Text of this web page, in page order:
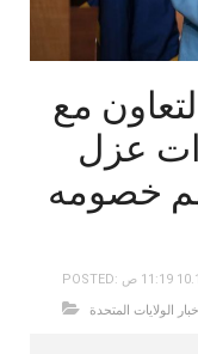
مع
عزل
خصومه
الولايات المتحدة